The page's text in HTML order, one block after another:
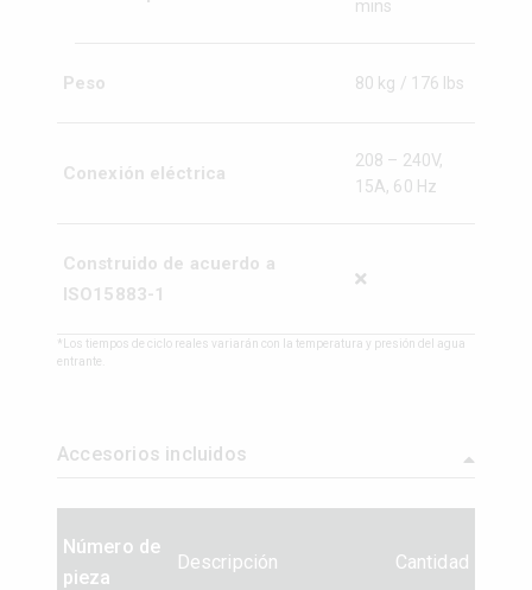
mins
Peso 80 kg / 176 lbs
Conexión eléctrica
208 – 240V,
15A, 60 Hz
Construido de acuerdo a
ISO15883-1
*Los tiempos de ciclo reales variarán con la temperatura y presión del agua
entrante.
Accesorios incluidos
Número de
pieza
Descripción Cantidad